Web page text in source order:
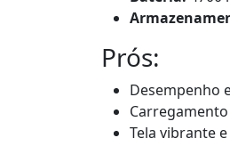
Prós:
Desempenho
Tela vibrante